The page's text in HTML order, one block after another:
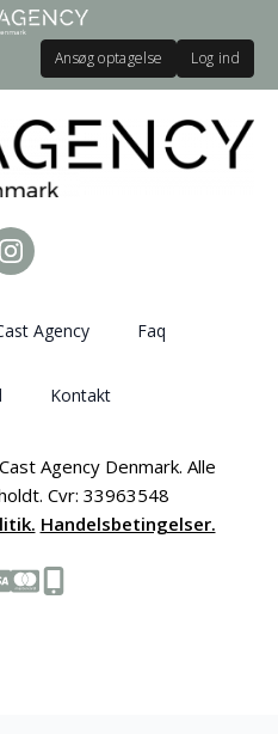
Ansøg optagelse Log ind
Agency Faq
Kontakt
Agency Denmark. Alle
Cvr: 33963548
Handelsbetingelser.